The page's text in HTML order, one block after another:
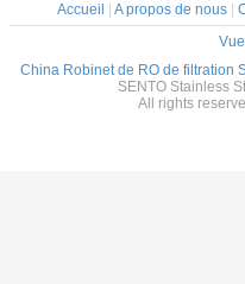
Accueil A propos de nous
China Robinet de RO de filtration
SENTO Stainless
All rights